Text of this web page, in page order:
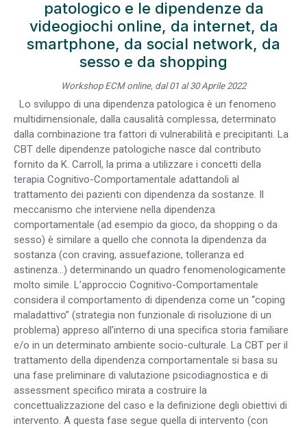
patologico e le dipendenze da
videogiochi online, da internet, da
smartphone, da social network, da
sesso e da shopping
Workshop ECM online, dal 01 al 30 Aprile 2022
Lo sviluppo di una dipendenza patologica è un fenomeno
multidimensionale, dalla causalità complessa, determinato
dalla combinazione tra fattori di vulnerabilità e precipitanti. La
CBT delle dipendenze patologiche nasce dal contributo
fornito da K. Carroll, la prima a utilizzare i concetti della
terapia Cognitivo-Comportamentale adattandoli al
trattamento dei pazienti con dipendenza da sostanze. Il
meccanismo che interviene nella dipendenza
comportamentale (ad esempio da gioco, da shopping o da
sesso) è similare a quello che connota la dipendenza da
sostanza (con craving, assuefazione, tolleranza ed
astinenza…) determinando un quadro fenomenologicamente
molto simile. L’approccio Cognitivo-Comportamentale
considera il comportamento di dipendenza come un “coping
maladattivo” (strategia non funzionale di risoluzione di un
problema) appreso all’interno di una specifica storia familiare
e/o in un determinato ambiente socio-culturale. La CBT per il
trattamento della dipendenza comportamentale si basa su
una fase preliminare di valutazione psicodiagnostica e di
assessment specifico mirata a costruire la
concettualizzazione del caso e la definizione degli obiettivi di
intervento. A questa fase segue quella di intervento (con